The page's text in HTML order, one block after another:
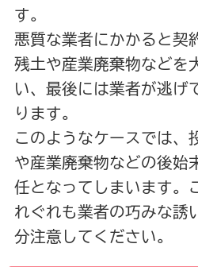
す。
悪質な業者にかかると契
残土や産業廃棄物などを
い、最後には業者が逃げ
ります。
このようなケースでは、
や産業廃棄物などの後始
任となってしまいます。
れぐれも業者の巧みな誘
分注意してください。